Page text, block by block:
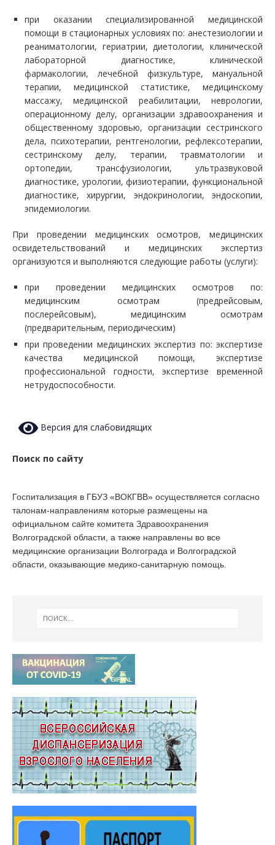
при оказании специализированной медицинской
помощи в стационарных условиях по: анестезиологии и
реаниматологии, гериатрии, диетологии, клинической
лабораторной диагностике, клинической
фармакологии, лечебной физкультуре, мануальной
терапии, медицинской статистике, медицинскому
массажу, медицинской реабилитации, неврологии,
операционному делу, организации здравоохранения и
общественному здоровью, организации сестринского
дела, психотерапии, рентгенологии, рефлексотерапии,
сестринскому делу, терапии, травматологии и
ортопедии, трансфузиологии, ультразвуковой
диагностике, урологии, физиотерапии, функциональной
диагностике, хирургии, эндокринологии, эндоскопии,
эпидемиологии.
При проведении медицинских осмотров, медицинских
освидетельствований и медицинских экспертиз
организуются и выполняются следующие работы (услуги):
при проведении медицинских осмотров по:
медицинским осмотрам (предрейсовым,
послерейсовым), медицинским осмотрам
(предварительным, периодическим)
при проведении медицинских экспертиз по: экспертизе
качества медицинской помощи, экспертизе
профессиональной годности, экспертизе временной
нетрудоспособности.
Версия для слабовидящих
Поиск по сайту
Госпитализация в ГБУЗ «ВОКГВВ» осуществляется согласно
талонам-направлениям которые размещены на
официальном сайте комитета Здравоохранения
Волгоградской области, а также направлены во все
медицинские организации Волгограда и Волгоградской
области, оказывающие медико-санитарную помощь.